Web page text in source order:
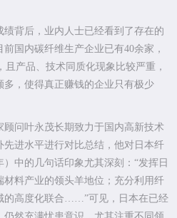
背后，业内人士已经看到了存在的
国内碳纤维生产企业已有40余家，
产品、技术同质化现象比较严重，
，使得真正赚钱的企业只有极少
问叶永茂长期致力于国内高新技术
进水平进行对比总结，他对日本纤
）中的几句话印象尤其深刻：“发挥日
料产业的领头羊地位；充分利用纤
的高度化联合……”可见，日本在已经